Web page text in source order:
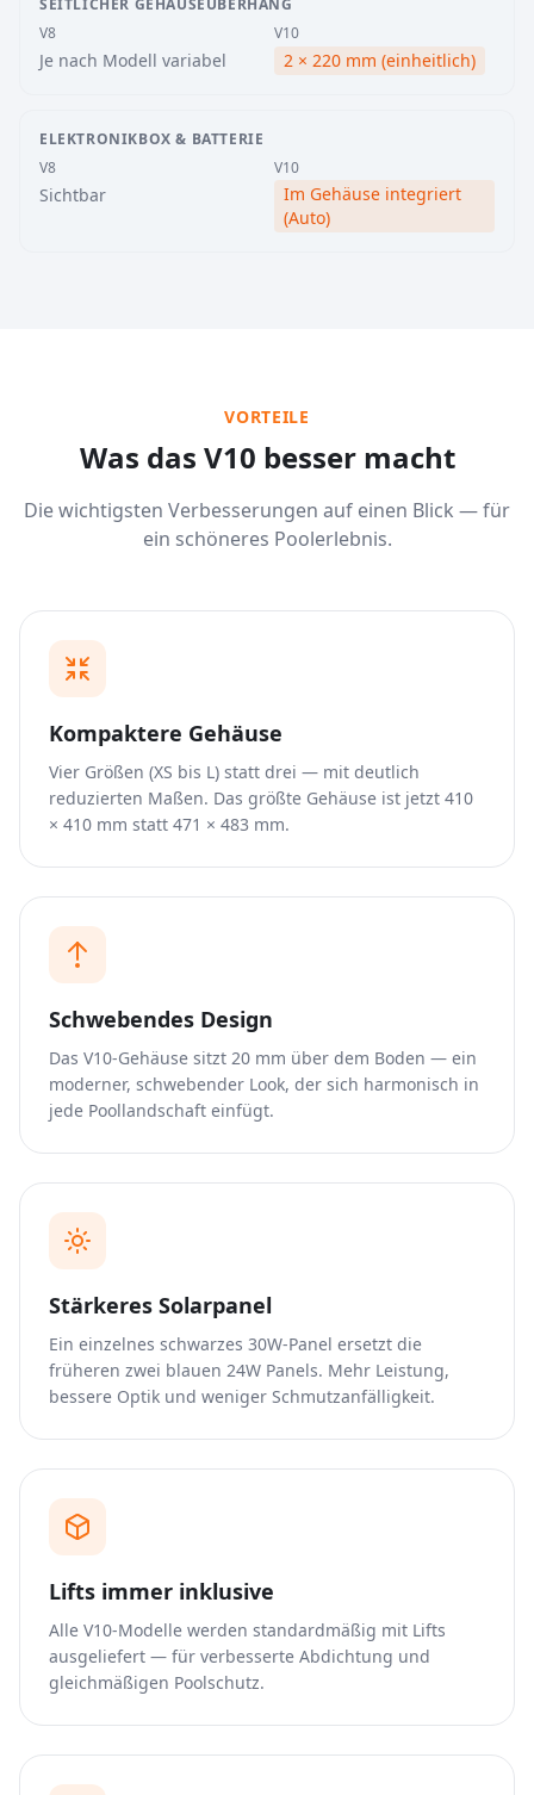
V8
Je nach Modell variabel
V10
2 × 220 mm (einheitlich)
ELEKTRONIKBOX & BATTERIE
V8
Sichtbar
V10
Im Gehäuse integriert
(Auto)
VORTEILE
Was das V10 besser macht
Die wichtigsten Verbesserungen auf einen Blick — für
ein schöneres Poolerlebnis.
Kompaktere Gehäuse
Vier Größen (XS bis L) statt drei — mit deutlich
reduzierten Maßen. Das größte Gehäuse ist jetzt 410
× 410 mm statt 471 × 483 mm.
Schwebendes Design
Das V10-Gehäuse sitzt 20 mm über dem Boden — ein
moderner, schwebender Look, der sich harmonisch in
jede Poollandschaft einfügt.
Stärkeres Solarpanel
Ein einzelnes schwarzes 30W-Panel ersetzt die
früheren zwei blauen 24W Panels. Mehr Leistung,
bessere Optik und weniger Schmutzanfälligkeit.
Lifts immer inklusive
Alle V10-Modelle werden standardmäßig mit Lifts
ausgeliefert — für verbesserte Abdichtung und
gleichmäßigen Poolschutz.